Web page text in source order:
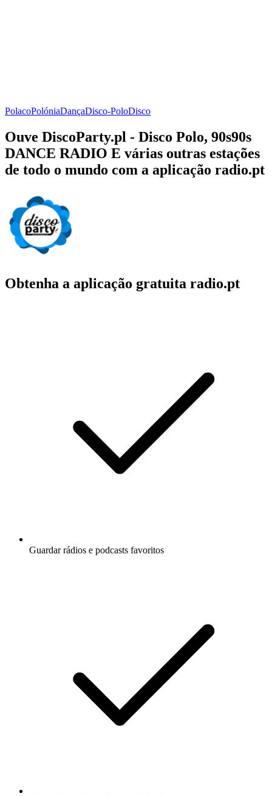
PolacoPolóniaDançaDisco-PoloDisco
Ouve DiscoParty.pl - Disco Polo, 90s90s
DANCE RADIO E várias outras estações
de todo o mundo com a aplicação radio.pt
Obtenha a aplicação gratuita radio.pt
Guardar rádios e podcasts favoritos